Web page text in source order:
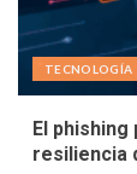
TECNOLOGÍA
El
resiliencia